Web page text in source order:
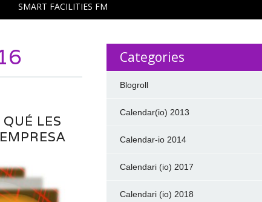
SMART FACILITIES FM
LES
Categories
Blogroll
Calendar(io) 2013
Calendar-io 2014
Calendari (io) 2017
Calendari (io) 2018